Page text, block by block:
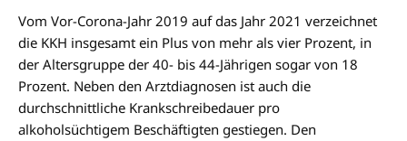
Vom Vor-Corona-Jahr 2019 auf das Jahr 2021 verzeichnet
die KKH insgesamt ein Plus von mehr als vier Prozent, in
der Altersgruppe der 40- bis 44-Jährigen sogar von 18
Prozent. Neben den Arztdiagnosen ist auch die
durchschnittliche Krankschreibedauer pro
alkoholsüchtigem Beschäftigten gestiegen. Den